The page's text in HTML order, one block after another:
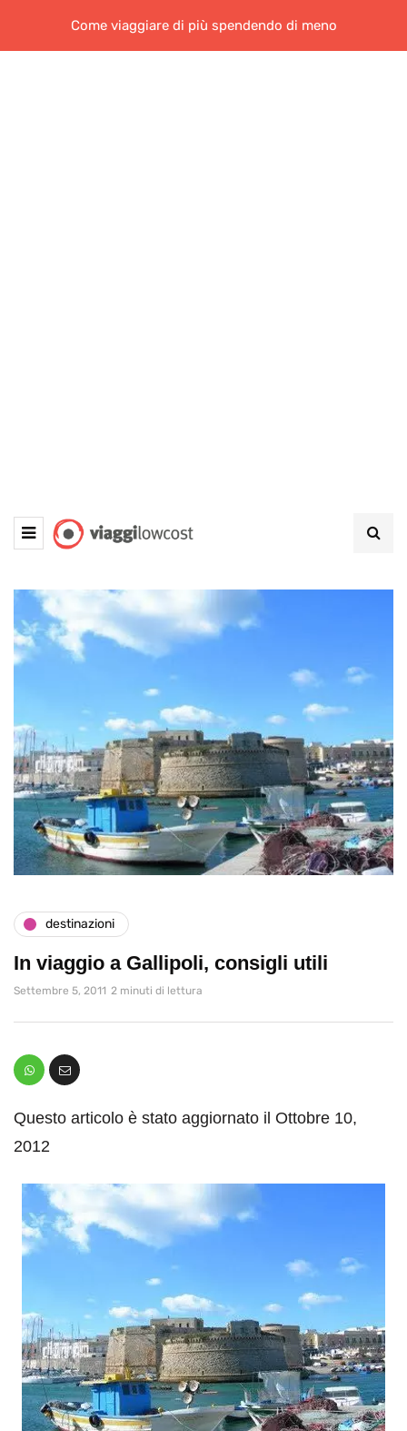
Come viaggiare di più spendendo di meno
destinazioni
In viaggio a Gallipoli, consigli utili
Settembre 5, 2011 2 minuti di lettura
Questo articolo è stato aggiornato il Ottobre 10,
2012